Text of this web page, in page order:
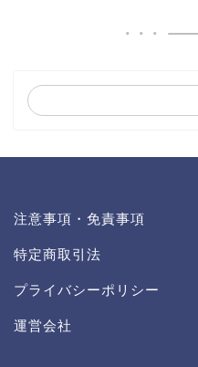
注意事項・免責事項
特定商取引法
プライバシーポリシー
運営会社